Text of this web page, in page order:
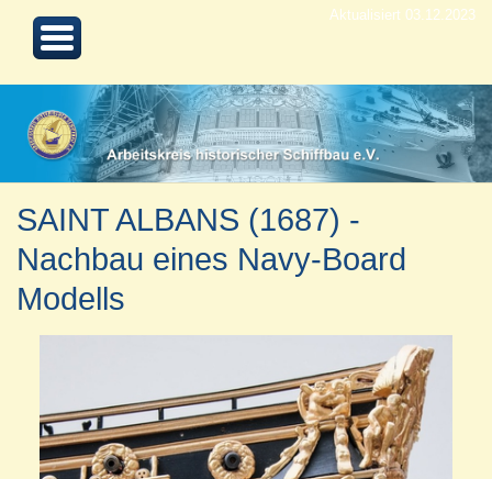
Aktualisiert 03.12.2023
SAINT ALBANS (1687) -
Nachbau eines Navy-Board
Modells